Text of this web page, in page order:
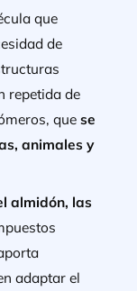
que
de
repetida de
que se
animales y
almidón, las
adaptar el